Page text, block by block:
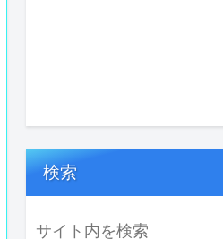
検索